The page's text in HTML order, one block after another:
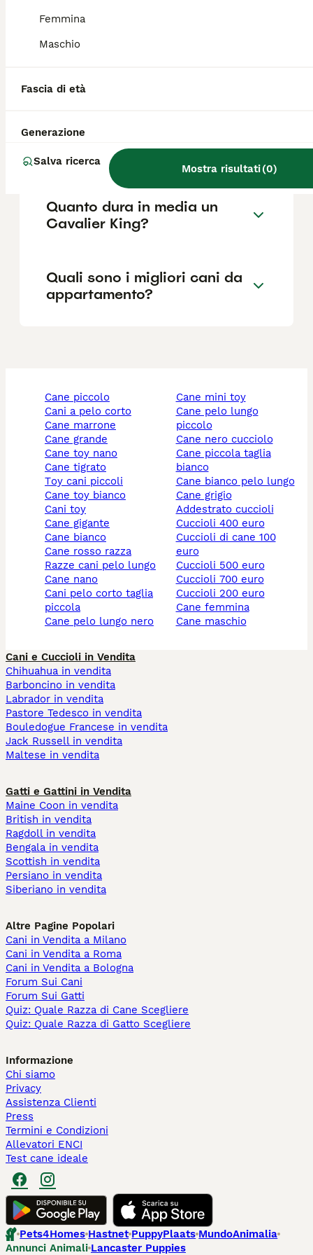
Femmina
Maschio
Fascia di età
Generazione
Salva ricerca
Mostra risultati(0)
dell'allevatore e la posizione.
prendere un Cavalier King?
Quali sono i difetti del
Cavalier King?
Quanto dura in media un
Cavalier King?
Quali sono i migliori cani da
appartamento?
cane piccolo
cani a pelo corto
cane marrone
cane grande
cane toy nano
cane tigrato
toy cani piccoli
cane toy bianco
cani toy
cane gigante
cane bianco
cane rosso razza
razze cani pelo lungo
cane nano
cani pelo corto taglia
piccola
cane pelo lungo nero
cane mini toy
cane pelo lungo
piccolo
cane nero cucciolo
cane piccola taglia
bianco
cane bianco pelo lungo
cane grigio
addestrato cuccioli
cuccioli 400 euro
cuccioli di cane 100
euro
cuccioli 500 euro
cuccioli 700 euro
cuccioli 200 euro
cane femmina
cane maschio
Cani e Cuccioli in Vendita
Chihuahua in vendita
Barboncino in vendita
Labrador in vendita
Pastore Tedesco in vendita
Bouledogue Francese in vendita
Jack Russell in vendita
Maltese in vendita
Gatti e Gattini in Vendita
Maine Coon in vendita
British in vendita
Ragdoll in vendita
Bengala in vendita
Scottish in vendita
Persiano in vendita
Siberiano in vendita
Altre Pagine Popolari
Cani in Vendita a Milano
Cani in Vendita a Roma
Cani in Vendita a Bologna
Forum Sui Cani
Forum Sui Gatti
Quiz: Quale Razza di Cane Scegliere
Quiz: Quale Razza di Gatto Scegliere
Informazione
Chi siamo
Privacy
Assistenza Clienti
Press
Termini e Condizioni
Allevatori ENCI
Test cane ideale
Pets4Homes Hastnet PuppyPlaats MundoAnimalia
Annunci Animali Lancaster Puppies